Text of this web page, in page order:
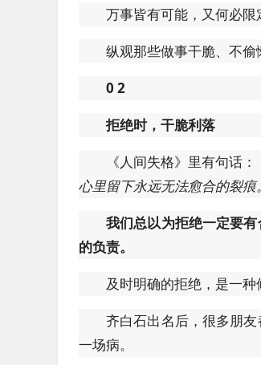
万事皆有可能，又何必限
纵观那些做事干脆、不偷
0 2
拒绝时，干脆利落
《人间失格》里有句话：
心里留下永远无法愈合的裂痕。
我们总以为拒绝一定要
的负责。
及时明确的拒绝，是一种
齐白石出名后，很多朋
一场病。